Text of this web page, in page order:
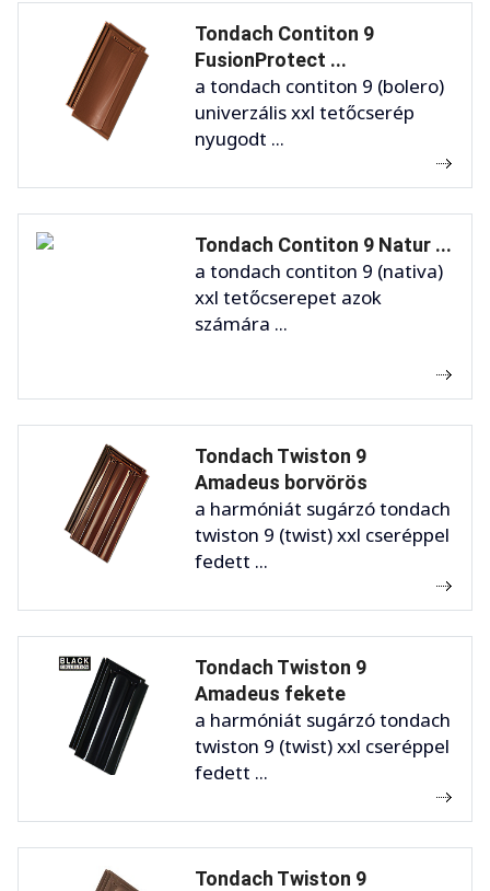
Tondach Contiton 9
FusionProtect ...
a tondach contiton 9 (bolero)
univerzális xxl tetőcserép
nyugodt ...
Tondach Contiton 9 Natur ...
a tondach contiton 9 (nativa)
xxl tetőcserepet azok
számára ...
Tondach Twiston 9
Amadeus borvörös
a harmóniát sugárzó tondach
twiston 9 (twist) xxl cseréppel
fedett ...
Tondach Twiston 9
Amadeus fekete
a harmóniát sugárzó tondach
twiston 9 (twist) xxl cseréppel
fedett ...
Tondach Twiston 9